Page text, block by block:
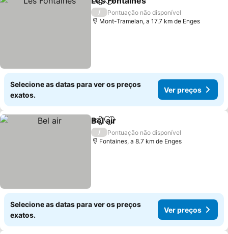
PartilharAdicionar aos favoritos
/
Pontuação não disponível
Mont-Tramelan, a 17.7 km de Enges
Selecione as datas para ver os preços
exatos.
Ver preços
PartilharAdicionar aos favoritos
Bel air
/
Pontuação não disponível
Fontaines, a 8.7 km de Enges
Selecione as datas para ver os preços
exatos.
Ver preços